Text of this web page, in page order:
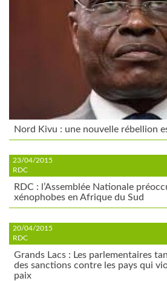
Nord Kivu : une nouvelle rébellion
23/04/2015
RDC
RDC : l’Assemblée Nationale
xénophobes en Afrique du Sud
20/04/2015
RDC
Grands Lacs : Les parlementaires
des sanctions contre les pays qui
paix